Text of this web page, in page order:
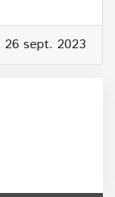
26 sept. 2023